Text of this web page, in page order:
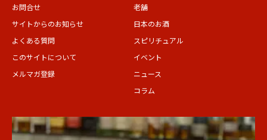
お問合せ
サイトからのお知らせ
よくある質問
このサイトについて
メルマガ登録
老舗
日本のお酒
スピリチュアル
イベント
ニュース
コラム